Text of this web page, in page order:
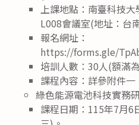
上課地點：南臺科技
L008會議室(地址：台
報名網址：
https://forms.gle/
培訓人數：30人(額滿
課程內容：詳參附件一
綠色能源電池科技實務
課程日期：115年7月6